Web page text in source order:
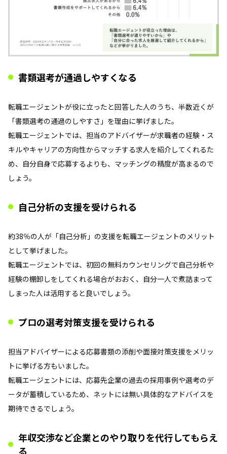
書類選考が通過しやすくなる
転職エージェントが役に立ったと回答した人のうち、半数近くが
「書類選考の通過のしやすさ」を理由に挙げました。
転職エージェントでは、担当のアドバイザーが求職者の経験・ス
キルやキャリアの方向性からマッチする求人を紹介してくれるた
め、自分自身で応募するよりも、マッチングの精度が高まるので
しょう。
自己分析の支援を受けられる
約38％の人が「自己分析」の支援を転職エージェントのメリット
として挙げました。
転職エージェントでは、初回の無料カウンセリングで自己分析や
経験の棚卸しをしてくれる場合がおおく、自分一人で煮詰まって
しまった人は活用すると良いでしょう。
プロの選考対策支援を受けられる
担当アドバイザーによる応募書類の添削や面接対策支援をメリッ
トに挙げる方もいました。
転職エージェントには、応募先企業の過去の採用事例や選考のデ
ータが蓄積しているため、ネットには無い具体的なアドバイスを
期待できるでしょう。
年収交渉など企業とのやり取りを代行してもらえ
る